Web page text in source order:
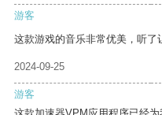
游客
这款游戏的音乐非常优美，听了
2024-09-25
游客